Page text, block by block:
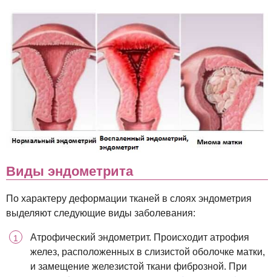
Виды эндометрита
По характеру деформации тканей в слоях эндометрия
выделяют следующие виды заболевания:
Атрофический эндометрит. Происходит атрофия
желез, расположенных в слизистой оболочке матки,
и замещение железистой ткани фиброзной. При